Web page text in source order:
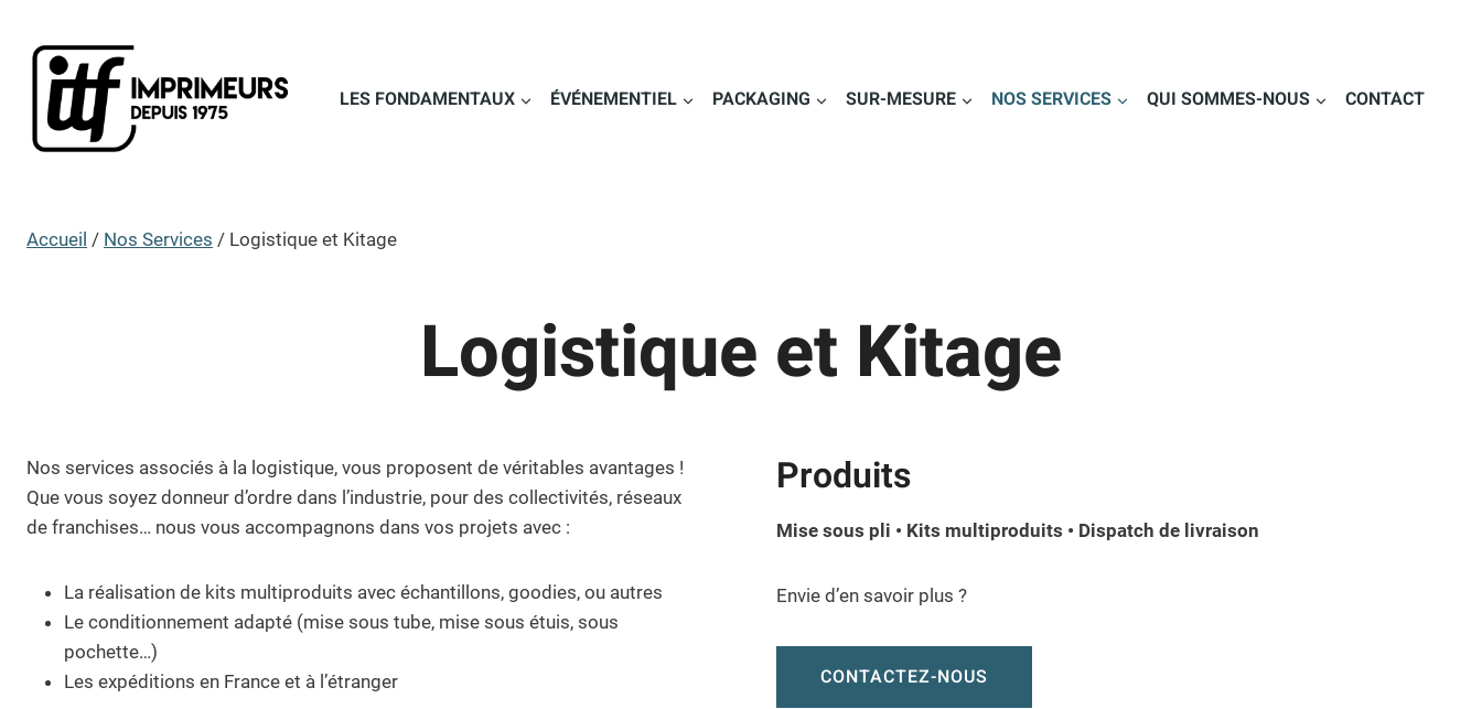
contenu
LES FONDAMENTAUX ÉVÉNEMENTIEL PACKAGING SUR-MESURE NOS SERVICES QUI SOMMES-NOUS CONTACT
Accueil / Nos Services / Logistique et Kitage
Logistique et Kitage
Nos services associés à la logistique, vous proposent de véritables avantages !
Que vous soyez donneur d’ordre dans l’industrie, pour des collectivités, réseaux
de franchises… nous vous accompagnons dans vos projets avec :
La réalisation de kits multiproduits avec échantillons, goodies, ou autres
Le conditionnement adapté (mise sous tube, mise sous étuis, sous
pochette…)
Les expéditions en France et à l’étranger
Produits
Mise sous pli • Kits multiproduits • Dispatch de livraison
Envie d’en savoir plus ?
CONTACTEZ-NOUS